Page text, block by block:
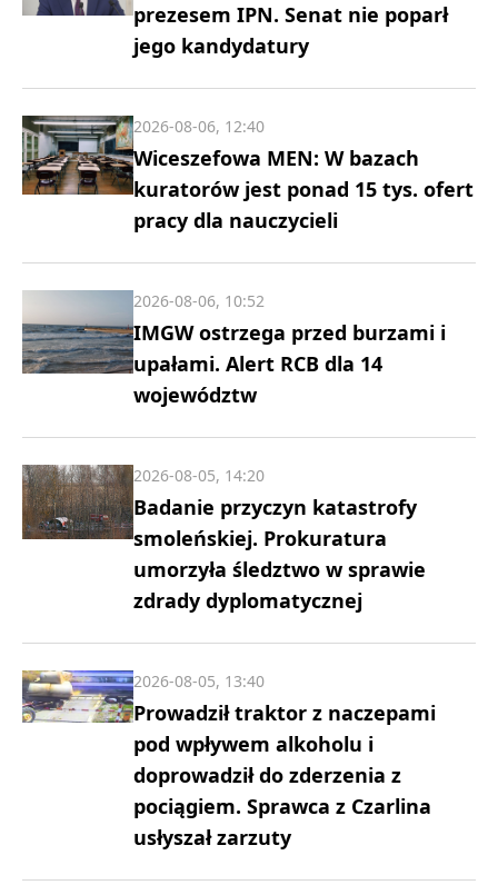
prezesem IPN. Senat nie poparł
jego kandydatury
Wiceszefowa MEN: W bazach
kuratorów jest ponad 15 tys. ofert
pracy dla nauczycieli
2026-08-06, 12:40
IMGW ostrzega przed burzami i
upałami. Alert RCB dla 14
województw
2026-08-06, 10:52
Badanie przyczyn katastrofy
smoleńskiej. Prokuratura
umorzyła śledztwo w sprawie
zdrady dyplomatycznej
2026-08-05, 14:20
Prowadził traktor z naczepami
pod wpływem alkoholu i
doprowadził do zderzenia z
pociągiem. Sprawca z Czarlina
usłyszał zarzuty
2026-08-05, 13:40